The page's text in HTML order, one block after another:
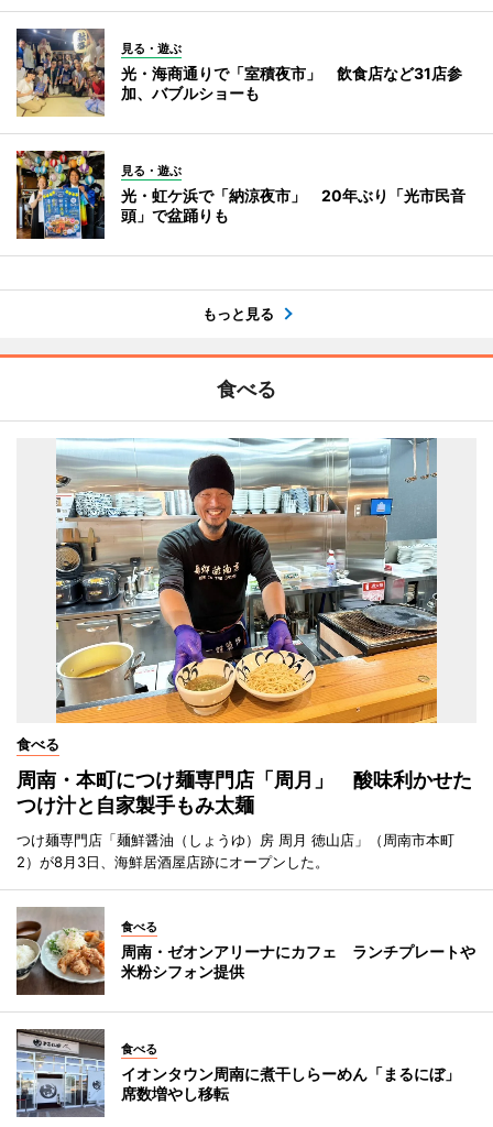
見る・遊ぶ
光・海商通りで「室積夜市」 飲食店など31店参
加、バブルショーも
見る・遊ぶ
光・虹ケ浜で「納涼夜市」 20年ぶり「光市民音
頭」で盆踊りも
もっと見る
食べる
食べる
周南・本町につけ麺専門店「周月」 酸味利かせた
つけ汁と自家製手もみ太麺
つけ麺専門店「麺鮮醤油（しょうゆ）房 周月 徳山店」（周南市本町
2）が8月3日、海鮮居酒屋店跡にオープンした。
食べる
周南・ゼオンアリーナにカフェ ランチプレートや
米粉シフォン提供
食べる
イオンタウン周南に煮干しらーめん「まるにぼ」
席数増やし移転